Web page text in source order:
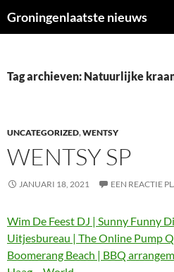
naar
Groningenlaatste nieuws
Tag archieven: Natuurlijke
UNCATEGORIZED,WENTSY
WENTSY SP
JANUARI 18, 2021 EEN REACTIE
Wim De Feest DJ | Sunny Funny
Uitjesbureau | The Online Pump
Boomerang Beach | BBQ